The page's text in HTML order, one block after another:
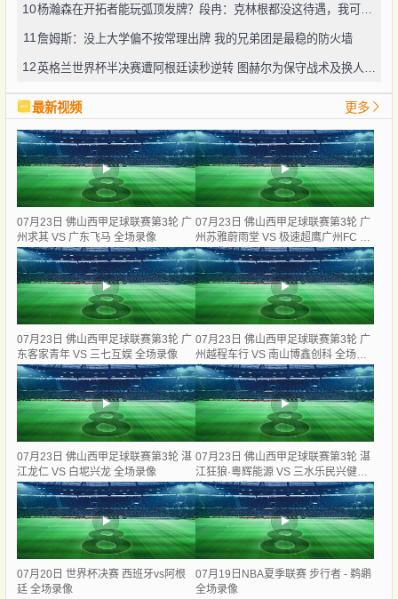
10 杨瀚森在开拓者能玩弧顶发牌？段冉：克林根都没这待遇，我可不太看好
11詹姆斯：没上大学偏不按常理出牌 我的兄弟团是最稳的防火墙
12
最新视频 更多
07月23日 佛山西甲足球联赛第3轮 广
州求其 VS 广东飞马 全场录像
07月23日 佛山西甲足球联赛第3轮 广
州苏雅蔚雨堂 VS 极速超鹰广州FC 全
场录像
07月23日 佛山西甲足球联赛第3轮 广
东客家青年 VS 三七互娱 全场录像
07月23日 佛山西甲足球联赛第3轮 广
州越程车行 VS 南山博鑫创科 全场录
像
07月23日 佛山西甲足球联赛第3轮 湛
江龙仁 VS 白坭兴龙 全场录像
07月23日 佛山西甲足球联赛第3轮 湛
江狂狼·粵辉能源 VS 三水乐民兴健力
宝 全场录像
07月20日 世界杯决赛 西班牙vs阿根
廷 全场录像
07月19日NBA夏季联赛 步行者 - 鹈鹕
全场录像